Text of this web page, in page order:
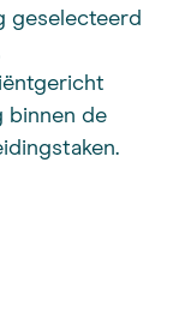
geselecteerd
binnen de